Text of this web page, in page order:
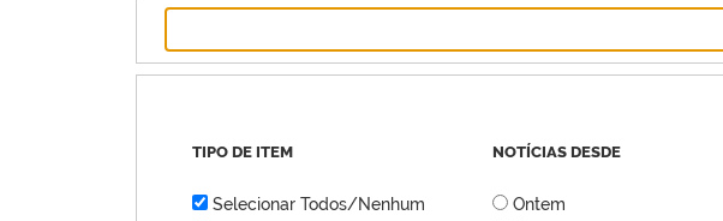
TIPO DE ITEM
Selecionar Todos/Nenhum
NOTÍCIAS DESDE
Ontem